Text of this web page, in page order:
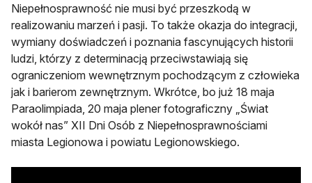
Niepełnosprawność nie musi być przeszkodą w
realizowaniu marzeń i pasji. To także okazja do integracji,
wymiany doświadczeń i poznania fascynujących historii
ludzi, którzy z determinacją przeciwstawiają się
ograniczeniom wewnętrznym pochodzącym z człowieka
jak i barierom zewnętrznym. Wkrótce, bo już 18 maja
Paraolimpiada, 20 maja plener fotograficzny „Świat
wokół nas” XII Dni Osób z Niepełnosprawnościami
miasta Legionowa i powiatu Legionowskiego.